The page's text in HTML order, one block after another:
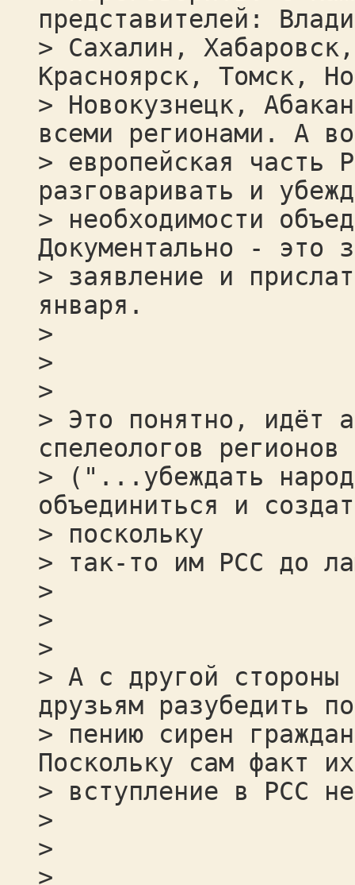
представителей:
> Сахалин,
Красноярск, Томск,
> Новокузнецк,
всеми регионами. А
> европейская часть
разговаривать и
> необходимости
Документально - это
> заявление и
января.
>
>
>
> Это понятно, идёт
спелеологов
> ("...убеждать народ
объединиться и
> поскольку
> так-то им РСС до
>
>
>
> А с другой стороны
друзьям разубедить
> пению сирен
Поскольку сам факт
> вступление в РСС
>
>
>